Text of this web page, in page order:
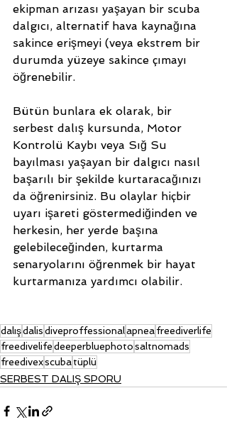
ekipman arızası yaşayan bir scuba
dalgıcı, alternatif hava kaynağına
sakince erişmeyi (veya ekstrem bir
durumda yüzeye sakince çımayı
öğrenebilir.
Bütün bunlara ek olarak, bir
serbest dalış kursunda, Motor
Kontrolü Kaybı veya Sığ Su
bayılması yaşayan bir dalgıcı nasıl
başarılı bir şekilde kurtaracağınızı
da öğrenirsiniz. Bu olaylar hiçbir
uyarı işareti göstermediğinden ve
herkesin, her yerde başına
gelebileceğinden, kurtarma
senaryolarını öğrenmek bir hayat
kurtarmanıza yardımcı olabilir.
dalışdalisdiveproffessionalapneafreediverlife
freedivelifedeeperbluephotosaltnomads
freedivexscubatüplü
SERBEST DALIŞ SPORU